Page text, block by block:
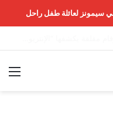
سيمونز لعائلة طفل راحل